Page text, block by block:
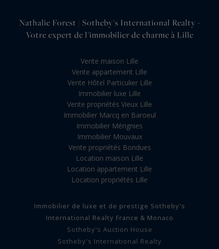
Nathalie Forest | Sotheby's International Realty -
Votre expert de l'immobilier de charme à Lille
Vente maison Lille
Vente appartement Lille
Vente Hôtel Particulier Lille
Immobilier luxe Lille
Vente propriétés Vieux Lille
Immobilier Marcq en Baroeul
Immobilier Mérignies
Immobilier Mouvaux
Vente propriétés Bondues
Location maison Lille
Location appartement Lille
Location propriétés Lille
Immobilier de luxe et de prestige Sotheby's
International Realty France & Monaco
Sotheby's Auction House
Sotheby's International Realty